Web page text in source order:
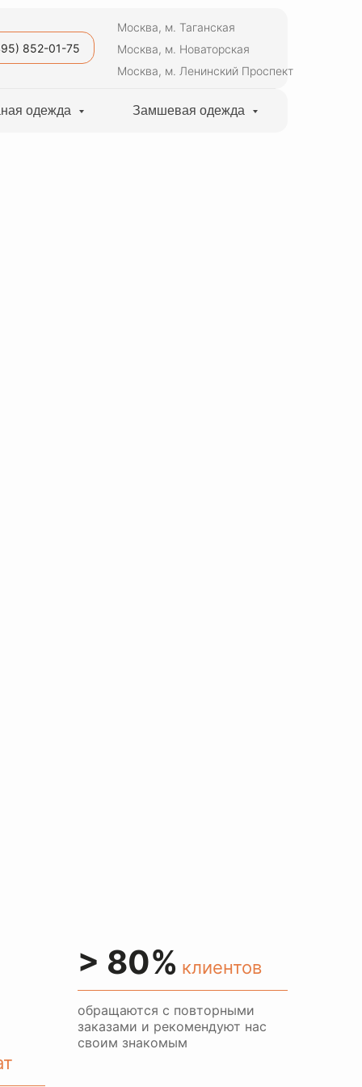
852-01-75
Москва, м. Таганская
Москва, м. Новаторская
Москва, м. Ленинский Проспект
одежда Замшевая одежда
> 80%
обращаются с повторными
заказами и рекомендуют нас
своим знакомым
клиентов